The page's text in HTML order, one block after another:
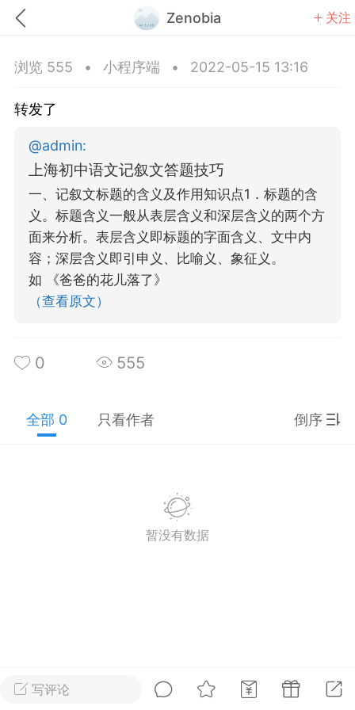
Zenobia 关注
题库
赚金币和题库券
加入上海学习交流群，资料免费领
初中英语
2026届上海高考英语作文
思维与技巧+讲义
写评论
浏览 555 • 小程序端 • 2022-05-15 13:16
转发了
@admin:
​上海初中语文记叙文答题技巧
一、记叙文标题的含义及作用知识点1．标题的含
义。标题含义一般从表层含义和深层含义的两个方
面来分析。表层含义即标题的字面含义、文中内
容；深层含义即引申义、比喻义、象征义。
如 《爸爸的花儿落了》
（查看原文）
0 555
全部 0 只看作者 倒序
暂没有数据